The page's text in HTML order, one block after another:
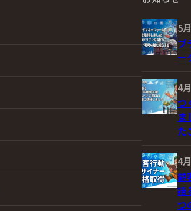
5
ブ
ー
4
つ
た
4
顧
語
つ